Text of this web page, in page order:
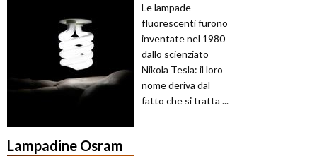
Le lampade
fluorescenti furono
inventate nel 1980
dallo scienziato
Nikola Tesla: il loro
nome deriva dal
fatto che si tratta ...
Lampadine Osram